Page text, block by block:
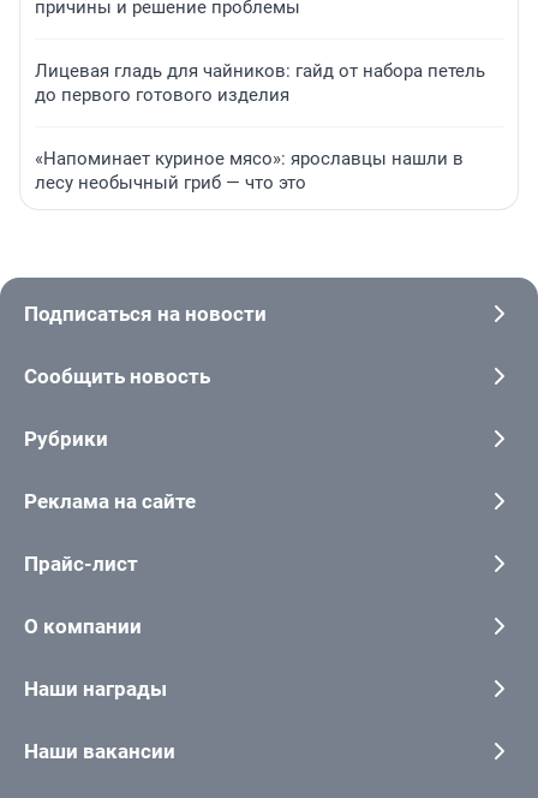
причины и решение проблемы
Лицевая гладь для чайников: гайд от набора петель
до первого готового изделия
«Напоминает куриное мясо»: ярославцы нашли в
лесу необычный гриб — что это
Подписаться на новости
Сообщить новость
Рубрики
Реклама на сайте
Прайс-лист
О компании
Наши награды
Наши вакансии